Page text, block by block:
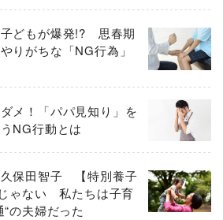
どもが爆発!? 思春期
りがちな「NG行為」
メ！「パパ見知り」を
NG行動とは
久保田智子 【特別養子
ゃない 私たちは子育
の夫婦だった